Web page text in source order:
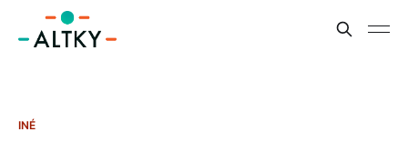
INÉ